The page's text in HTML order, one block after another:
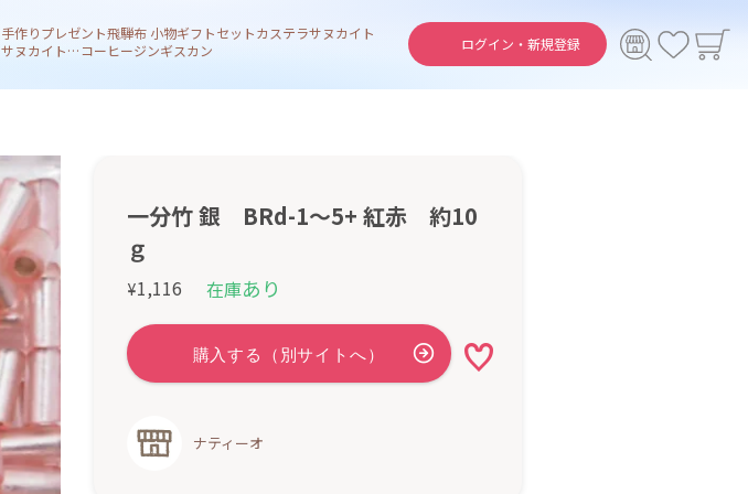
ログイン・ 新規登録
手作りプレゼント飛騨布 小物ギフトセットカステラサヌカイト
サヌカイト 風鈴コーヒージンギスカン
一分竹 銀 BRd-1～5+ 紅赤 約10
ｇ
¥1,116 在庫あり
ナティーオ